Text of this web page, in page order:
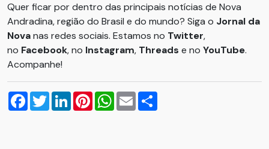
Quer ficar por dentro das principais notícias de Nova
Andradina, região do Brasil e do mundo? Siga o Jornal da
Novanas redes sociais. Estamos no Twitter,
no Facebook, no Instagram, Threads e no YouTube.
Acompanhe!
Facebook
TwitterLinkedInPinterestWhatsApp
Email